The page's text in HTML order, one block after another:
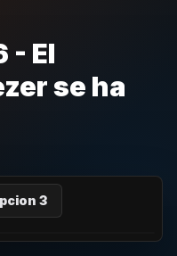
- El
se ha
3